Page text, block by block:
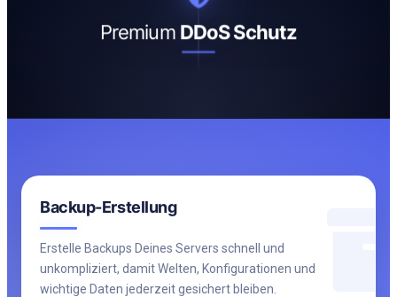
Premium DDoS Schutz
Backup-Erstellung
Erstelle Backups Deines Servers schnell und
unkompliziert, damit Welten, Konfigurationen und
wichtige Daten jederzeit gesichert bleiben.